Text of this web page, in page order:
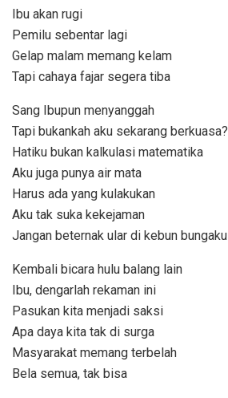
Ibu akan rugi
Pemilu sebentar lagi
Gelap malam memang kelam
Tapi cahaya fajar segera tiba
Sang Ibupun menyanggah
Tapi bukankah aku sekarang berkuasa?
Hatiku bukan kalkulasi matematika
Aku juga punya air mata
Harus ada yang kulakukan
Aku tak suka kekejaman
Jangan beternak ular di kebun bungaku
Kembali bicara hulu balang lain
Ibu, dengarlah rekaman ini
Pasukan kita menjadi saksi
Apa daya kita tak di surga
Masyarakat memang terbelah
Bela semua, tak bisa